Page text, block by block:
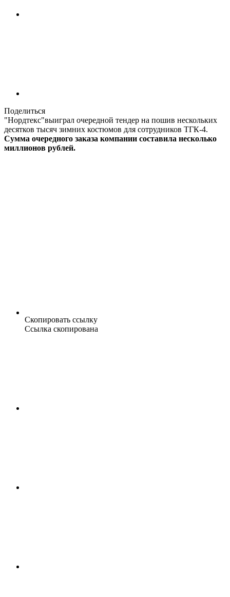
Поделиться
"Нордтекс"выиграл очередной тендер на пошив нескольких
десятков тысяч зимних костюмов для сотрудников ТГК-4.
Сумма очередного заказа компании составила несколько
миллионов рублей.
Скопировать ссылку
Ссылка скопирована